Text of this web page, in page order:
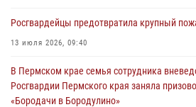
30 июля 2026, 05:19
богослужении в Перми
28 июля 2026, 10:44
Росгвардейцы предотвратила крупный
13 июля 2026, 09:40
В Пермском крае семья сотрудника
Росгвардии Пермского края заняла
«Бородачи в Бородулино»